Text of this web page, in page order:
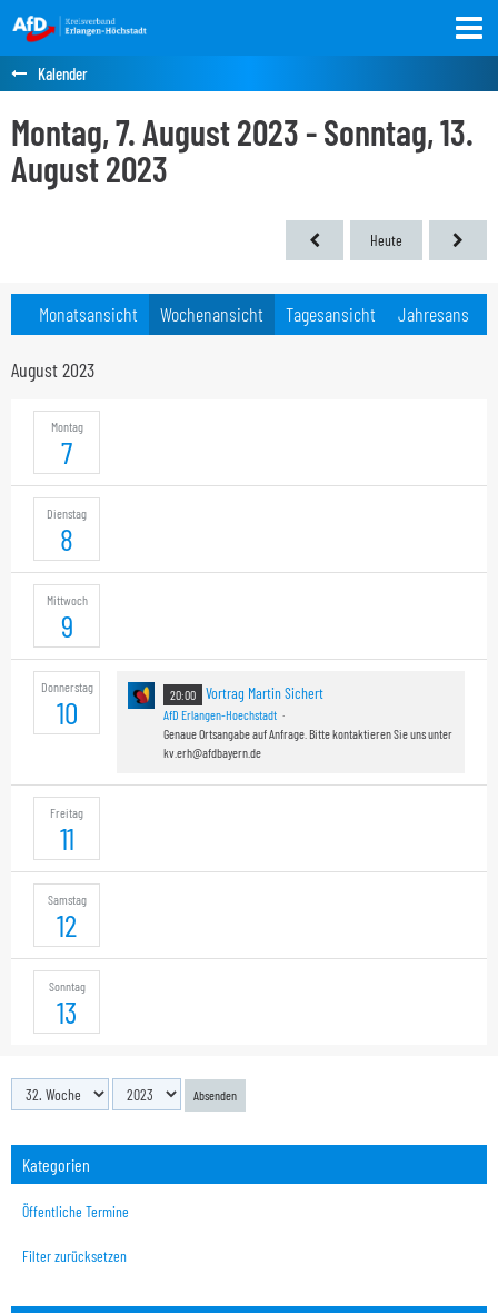
Kalender
Montag, 7. August 2023 - Sonntag, 13.
August 2023
Heute
Monatsansicht Wochenansicht Tagesansicht Jahresansicht
August 2023
Montag
7
Dienstag
8
Mittwoch
9
Donnerstag
10 20:00 Vortrag Martin Sichert
AfD Erlangen-Hoechstadt
Genaue Ortsangabe auf Anfrage. Bitte kontaktieren Sie uns unter
kv.erh@afdbayern.de
Freitag
11
Samstag
12
Sonntag
13
Absenden
Kategorien
Öffentliche Termine
Filter zurücksetzen